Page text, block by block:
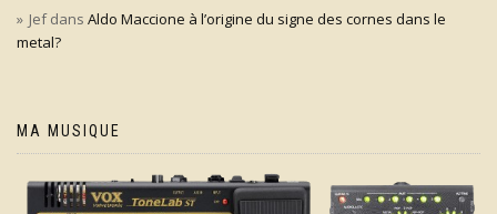
Jefdans Aldo Maccione à l’origine du signe des cornes dans le
metal?
MA MUSIQUE